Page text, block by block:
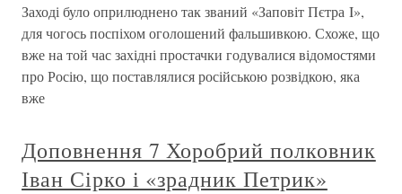
Заході було оприлюднено так званий «Заповіт Пєтра I»,
для чогось поспіхом оголошений фальшивкою. Схоже, що
вже на той час західні простачки годувалися відомостями
про Росію, що поставлялися російською розвідкою, яка
вже
Доповнення 7 Хоробрий полковник
Іван Сірко і «зрадник Петрик»